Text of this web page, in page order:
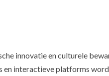
innovatie en culturele
en interactieve platforms